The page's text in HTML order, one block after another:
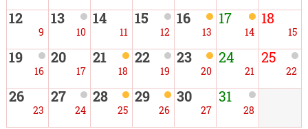
12
9
13
10
14
11
15
12
16
13
17
14
18
15
19
16
20
17
21
18
22
19
23
20
24
21
25
22
26
23
27
24
28
25
29
26
30
27
31
28